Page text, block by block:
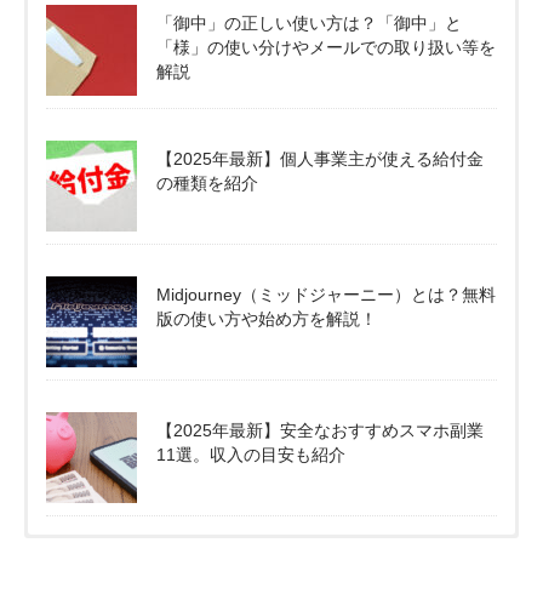
「御中」の正しい使い方は？「御中」と
「様」の使い分けやメールでの取り扱い等を
解説
【2025年最新】個人事業主が使える給付金
の種類を紹介
Midjourney（ミッドジャーニー）とは？無料
版の使い方や始め方を解説！
【2025年最新】安全なおすすめスマホ副業
11選。収入の目安も紹介